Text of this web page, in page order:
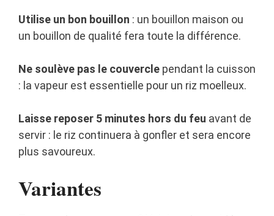
Utilise un bon bouillon : un bouillon maison ou
un bouillon de qualité fera toute la différence.
Ne soulève pas le couvercle pendant la cuisson
: la vapeur est essentielle pour un riz moelleux.
Laisse reposer 5 minutes hors du feu avant de
servir : le riz continuera à gonfler et sera encore
plus savoureux.
Variantes